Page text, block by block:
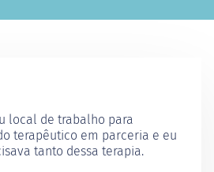
local de trabalho para
terapêutico em parceria e eu
tanto dessa terapia.